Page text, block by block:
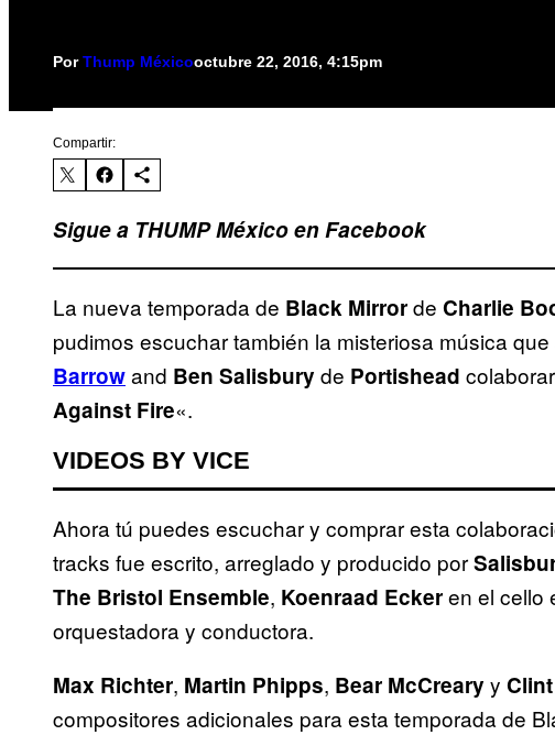
PorThump Méxicooctubre 22, 2016, 4:15pm
Compartir:
Sigue a THUMP México en Facebook
La nueva temporada de Black Mirrorde Charlie
pudimos escuchar también la misteriosa música
Barrowand Ben Salisbury de Portishead
Against Fire«.
VIDEOS BY VICE
Ahora tú puedes escuchar y comprar esta
tracks fue escrito, arreglado y producido por
The Bristol Ensemble, Koenraad Eckeren el cello
orquestadora y conductora.
Max Richter, Martin Phipps, Bear McCreary y Clint
compositores adicionales para esta temporada de